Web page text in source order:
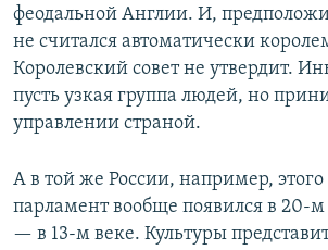
феодальной Англии. И,
не считался автоматически
Королевский совет не утвердит.
пусть узкая группа людей, но
управлении страной.
А в той же России, например,
парламент вообще появился в 20-
— в 13-м веке. Культуры